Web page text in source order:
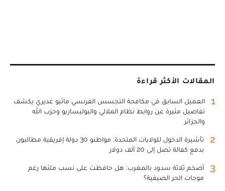
المقالات الأكثر قراءة
1
العميل السابق في مكافحة التجسس الفرنسي ماثيو غديري يكشف
تفاصيل مثيرة عن روابط نظام الملالي والبوليساريو وحزب الله
والجزائر
2
تأشيرة الدخول للولايات المتحدة: مواطنو 30 دولة إفريقية مطالبون
بدفع كفالة تصل إلى 20 ألف دولار
3
أضخم ثلاثة سدود بالمغرب: هل حافظت على نسب ملئها رغم
موجات الحر الصيفية؟